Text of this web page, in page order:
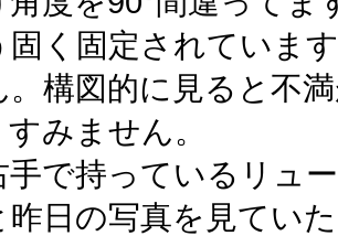
固く固定されていま
。構図的に見ると不
みません。
手で持っているリュ
昨日の写真を見てい